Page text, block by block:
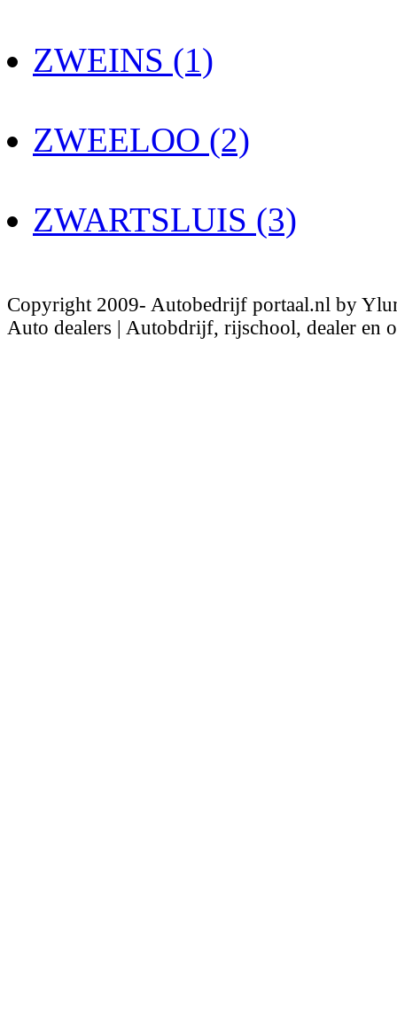
ZWEINS (1)
ZWEELOO (2)
ZWARTSLUIS (3)
Copyright 2009- Autobedrijf portaal.nl by
Auto dealers | Autobdrijf, rijschool, dealer en